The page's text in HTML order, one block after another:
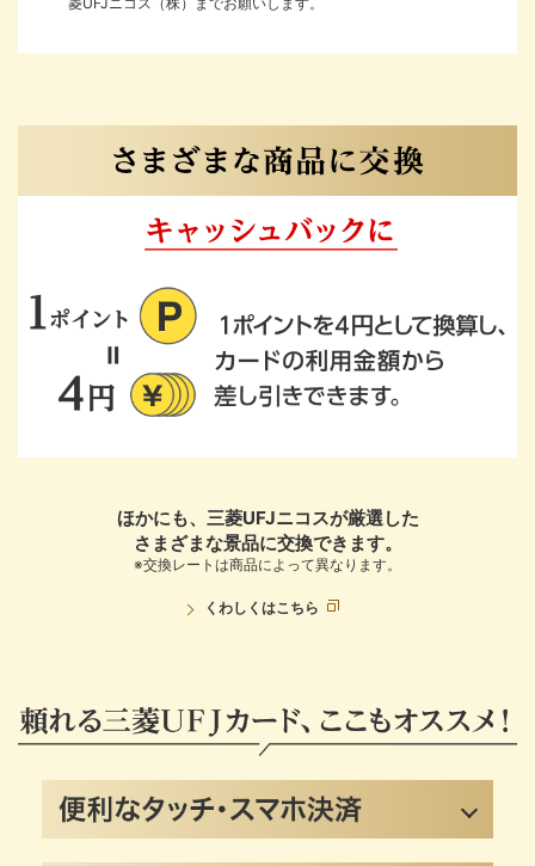
ほかにも、三菱UFJニコスが厳選した
さまざまな景品に交換できます。
※交換レートは商品によって異なります。
くわしくはこちら